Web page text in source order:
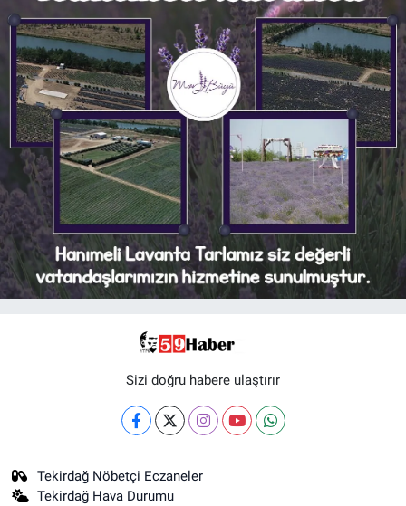
Sizi doğru habere ulaştırır
Tekirdağ Nöbetçi Eczaneler
Tekirdağ Hava Durumu